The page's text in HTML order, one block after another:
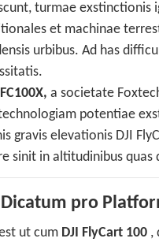
turmae
et machinae
urbibus. Ad has
a societate
potentiae
gravis elevationis DJI
sinit in altitudinibus
pro
ut cum DJI FlyCart 100,